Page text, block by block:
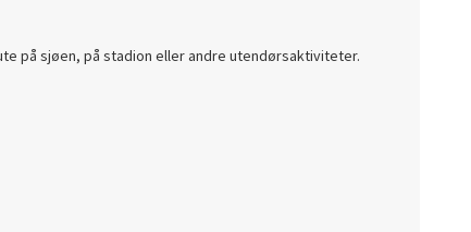
på sjøen, på stadion eller andre utendørsaktiviteter.